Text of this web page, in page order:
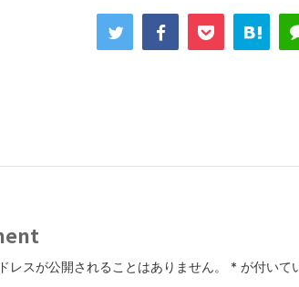
レスが公開されることはありません。 * が付いて